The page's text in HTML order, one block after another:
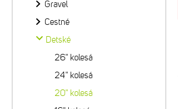
Gravel
Cestné
Detské
26" kolesá
24" kolesá
20" kolesá